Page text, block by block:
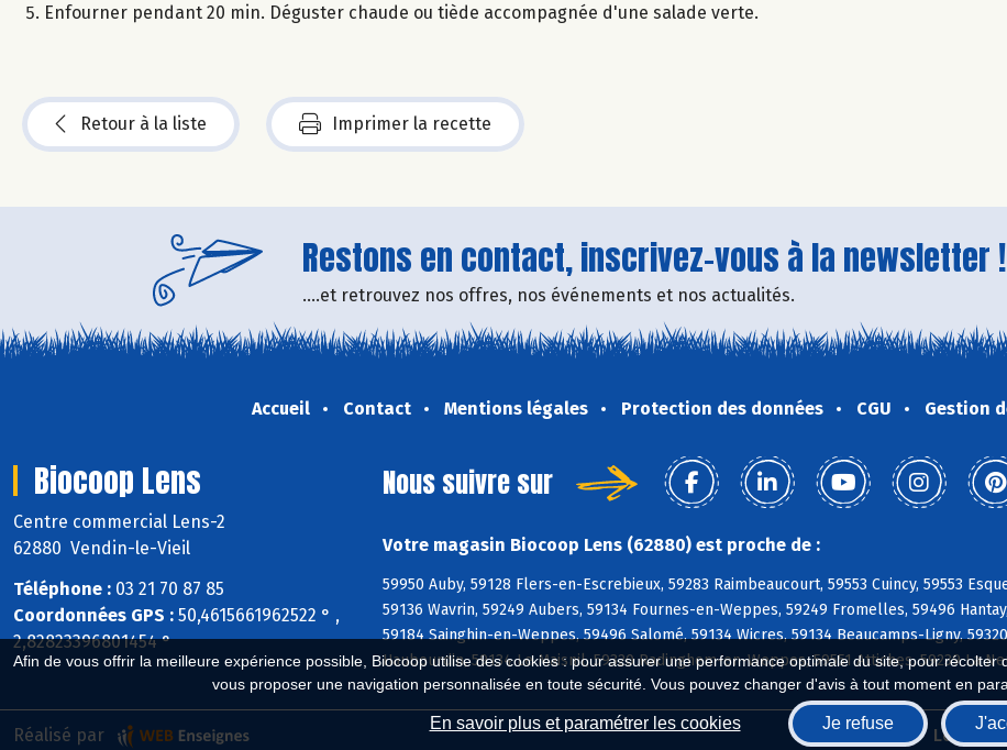
Afin de vous offrir la meilleure expérience possible, Biocoop utilise des cookies : pour assurer une performance optimale du site, pour
vous proposer une navigation personnalisée en toute sécurité. Vous pouvez changer d'avis à tout moment en
En savoir plus et paramétrer les cookies Je refuse
Enfourner pendant 20 min. Déguster chaude ou tiède accompagnée d'une salade verte.
Retour à la liste Imprimer la recette
Restons en contact, inscrivez-vous à la newsletter !
....et retrouvez nos offres, nos événements et nos actualités.
Accueil Contact Mentions légales Protection des données CGU Gestion
Biocoop Lens
Centre commercial Lens-2
62880 Vendin-le-Vieil
Téléphone : 03 21 70 87 85
Coordonnées GPS : 50,4615661962522 ° ,
2,82823396801454 °
Nous suivre sur
Votre magasin Biocoop Lens (62880) est proche de :
59950 Auby, 59128 Flers-en-Escrebieux, 59283 Raimbeaucourt, 59553 Cuincy, 59553
59136 Wavrin, 59249 Aubers, 59134 Fournes-en-Weppes, 59249 Fromelles, 59496
59184 Sainghin-en-Weppes, 59496 Salomé, 59134 Wicres, 59134 Beaucamps-Ligny,
Haubourdin, 59134 Le Maisnil, 59320 Radinghem-en-Weppes, 59551 Attiches, 59239 La
Biocoop.fr Le
Réalisé par